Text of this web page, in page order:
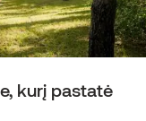
kurį pastatė